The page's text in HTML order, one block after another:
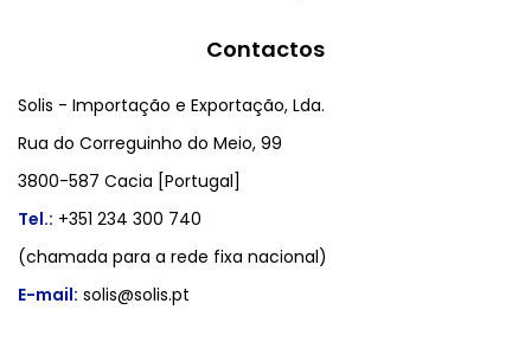
Contactos
Solis - Importação e Exportação, Lda.
Rua do Correguinho do Meio, 99
3800-587 Cacia [Portugal]
Tel.: +351 234 300 740
(chamada para a rede fixa nacional)
E-mail: solis@solis.pt